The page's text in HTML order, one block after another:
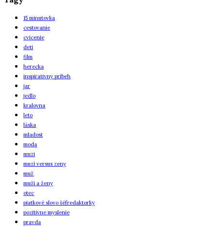
15 minutovka
cestovanie
cvicenie
deti
film
herecka
inspirativny pribeh
jar
jedlo
kralovna
leto
láska
mladost
moda
muzi
muzi versus zeny
muž
muži a ženy
otec
piatkové slovo šéfredaktorky
pozitivne myslenie
pravda